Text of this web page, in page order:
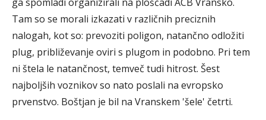
Tam so se morali izkazati v različnih preciznih
nalogah, kot so: prevoziti poligon, natančno odložiti
plug, približevanje oviri s plugom in podobno. Pri tem
ni štela le natančnost, temveč tudi hitrost. Šest
najboljših voznikov so nato poslali na evropsko
prvenstvo. Boštjan je bil na Vranskem 'šele' četrti.